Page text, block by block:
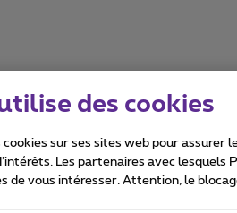
Tous droits réservés. ©
des cookies
cookies sur ses sites web pour
Les partenaires avec
de vous intéresser. Attention, le